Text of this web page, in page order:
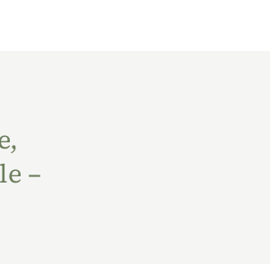
–